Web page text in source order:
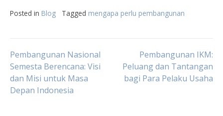
Posted in Blog Tagged mengapa perlu pembangunan
Post
navigation
Pembangunan Nasional
Semesta Berencana: Visi
dan Misi untuk Masa
Depan Indonesia
Pembangunan IKM:
Peluang dan Tantangan
bagi Para Pelaku Usaha